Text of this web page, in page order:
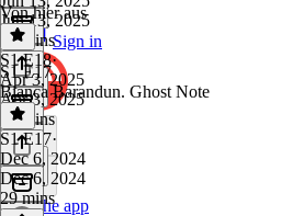
Sign in
Get the app
Jun 13, 2025
30 mins
Von hier aus
S1 E18·
Apr 3, 2025
Apr 3, 2025
27 mins
S1 E17
Bianca Barandun. Ghost Note
S1 E17·
Dec 6, 2024
Dec 6, 2024
29 mins